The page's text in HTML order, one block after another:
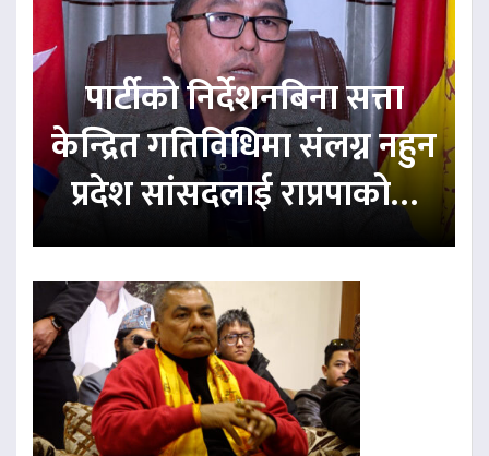
पार्टीको निर्देशनबिना सत्ता
केन्द्रित गतिविधिमा संलग्न नहुन
प्रदेश सांसदलाई राप्रपाको…